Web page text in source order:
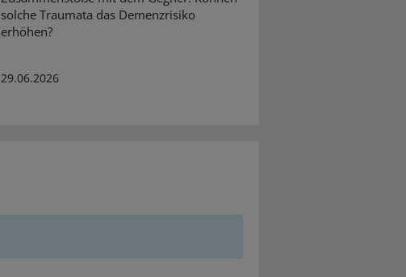
solche Traumata das Demenzrisiko
erhöhen?
29.06.2026